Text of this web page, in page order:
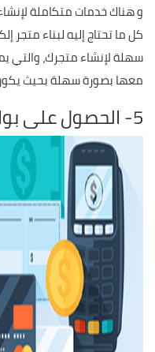
و هناك خدمات متكاملة
كل ما تحتاج إليه لبناء
سهلة لإنشاء متجرك، والتي
معها بصورة سهلة بحيث
5- الحصول على بوابة دفع إلكترونية: